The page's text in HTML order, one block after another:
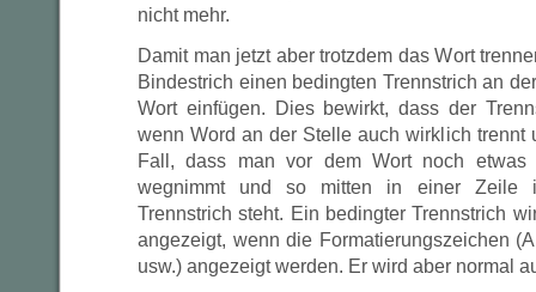
nicht mehr.
Damit man jetzt aber trotzdem das Wort
Bindestrich einen bedingten Trennstrich an
Wort einfügen. Dies bewirkt, dass der
wenn Word an der Stelle auch wirklich trennt
Fall, dass man vor dem Wort noch etwas
wegnimmt und so mitten in einer Zeile
Trennstrich steht. Ein bedingter Trennstrich
angezeigt, wenn die Formatierungszeichen
usw.) angezeigt werden. Er wird aber normal